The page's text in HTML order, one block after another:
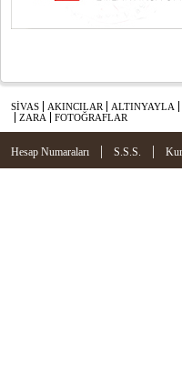
SİVAS AKINCILAR ALTINYAYLA
ZARA
FOTOĞRAFLAR
Hesap Numaraları | S.S.S. |